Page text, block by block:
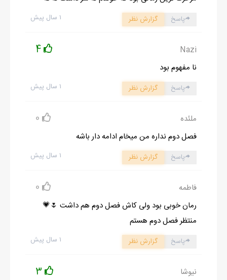
ادامه رمان در اپلیکیشن شروع مطالعه آنلاین رمان
۱ سال پیش پاسخ گزارش نظر
Nazi
4
نا مفهوم بود
۱ سال پیش پاسخ گزارش نظر
ملئده 0
فصل دوم نداره من میخام ادامه دار باشه
۱ سال پیش پاسخ گزارش نظر
فاطمه 0
رمان خوبی بود ولی کاش فصل دوم هم داشت 🌷💗
منتظر فصل دوم هستم
۱ سال پیش پاسخ گزارش نظر
نیوشا 3